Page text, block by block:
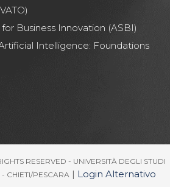
Business Innovation (ASBI)
Intelligence: Foundations
RESERVED - UNIVERSITÀ DEGLI STUDI
CHIETI/PESCARA| Login Alternativo